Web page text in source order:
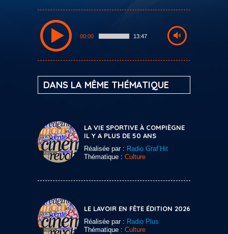
00:00 13:47
DANS LA MÊME THÉMATIQUE
LA VIE SPORTIVE À COMPIÈGNE
IL Y A PLUS DE 50 ANS
Réalisée par : Radio Graf’Hit
Thématique : Culture
LE LAVOIR EN FÊTE ÉDITION 2026
Réalisée par : Radio Plus
Thématique : Culture